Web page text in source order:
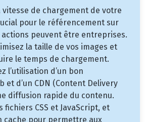
vitesse de chargement de votre
pour le référencement sur
actions peuvent être entreprises.
la taille de vos images et
le temps de chargement.
l’utilisation d’un bon
et d’un CDN (Content Delivery
diffusion rapide du contenu.
fichiers CSS et JavaScript, et
cache pour permettre aux